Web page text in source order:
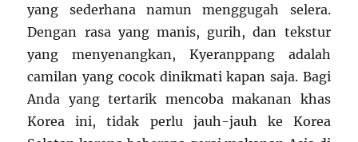
yang sederhana namun menggugah selera.
Dengan rasa yang manis, gurih, dan tekstur
yang menyenangkan, Kyeranppang adalah
camilan yang cocok dinikmati kapan saja. Bagi
Anda yang tertarik mencoba makanan khas
Korea ini, tidak perlu jauh-jauh ke Korea